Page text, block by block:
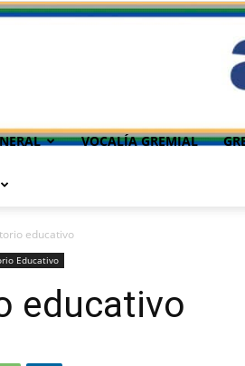
VOCALÍA GREMIAL
educativo
Educativo
educativo